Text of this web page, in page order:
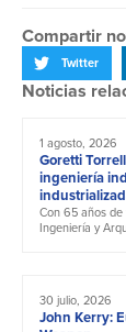
Compartir
Twitter
Noticias
1 agosto, 2026
Goretti
ingeniería
Con 65 años
Ingeniería y
30 julio, 2026
John Kerry: